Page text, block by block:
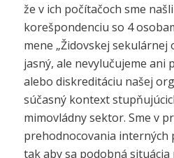
že v ich počítačoch sme
korešpondenciu so 4
mene „Židovskej sekulárnej
jasný, ale nevylučujeme ani
alebo diskreditáciu našej
súčasný kontext
mimovládny sektor. Sme v
prehodnocovania interných
tak aby sa podobná situácia